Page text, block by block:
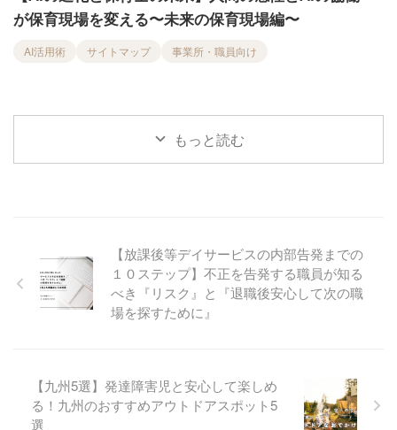
が保育現場を変える〜未来の保育現場編〜
AI活用術 サイトマップ 事業所・職員向け
もっと読む
【放課後等デイサービスの内部告発までの
１０ステップ】不正を告発する職員が知る
べき『リスク』と『退職後安心して次の職
場を探すために』
【九州5選】発達障害児と安心して楽しめ
る！九州のおすすめアウトドアスポット5
選